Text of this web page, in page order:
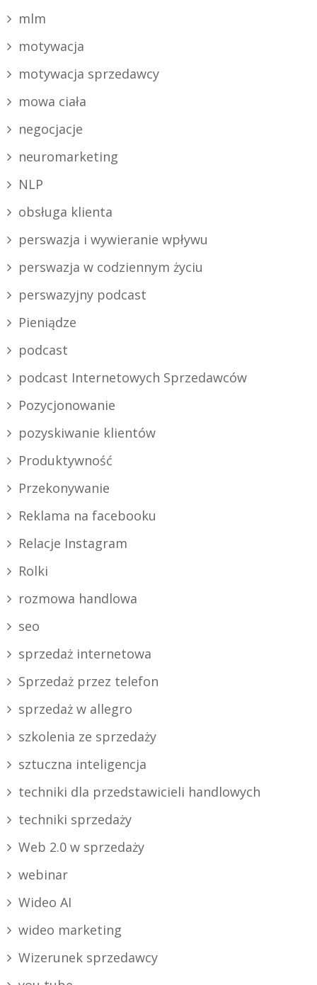
mlm
motywacja
motywacja sprzedawcy
mowa ciała
negocjacje
neuromarketing
NLP
obsługa klienta
perswazja i wywieranie wpływu
perswazja w codziennym życiu
perswazyjny podcast
Pieniądze
podcast
podcast Internetowych Sprzedawców
Pozycjonowanie
pozyskiwanie klientów
Produktywność
Przekonywanie
Reklama na facebooku
Relacje Instagram
Rolki
rozmowa handlowa
seo
sprzedaż internetowa
Sprzedaż przez telefon
sprzedaż w allegro
szkolenia ze sprzedaży
sztuczna inteligencja
techniki dla przedstawicieli handlowych
techniki sprzedaży
Web 2.0 w sprzedaży
webinar
Wideo AI
wideo marketing
Wizerunek sprzedawcy